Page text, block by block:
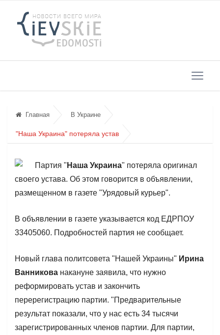
Главная В Украине
"Наша Украина" потеряла устав
Партия " Наша Украина" потеряла оригинал
своего устава. Об этом говорится в объявлении,
размещенном в газете "Урядовый курьер".
В объявлении в газете указывается код ЕДРПОУ
33405060. Подробностей партия не сообщает.
Новый глава политсовета "Нашей Украины" Ирина
Ванникова накануне заявила, что нужно
реформировать устав и закончить
перерегистрацию партии. "Предварительные
результат показали, что у нас есть 34 тысячи
зарегистрированных членов партии. Для партии,